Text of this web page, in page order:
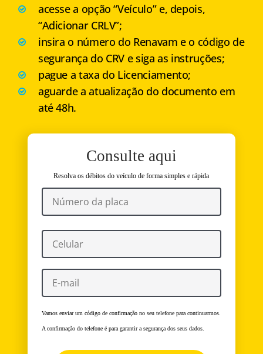
acesse a opção “Veículo” e, depois,
“Adicionar CRLV”;
insira o número do Renavam e o código de
segurança do CRV e siga as instruções;
pague a taxa do Licenciamento;
aguarde a atualização do documento em
até 48h.
Consulte aqui
Resolva os débitos do veículo de forma simples e rápida
Vamos enviar um código de confirmação no seu telefone para continuarmos.
A confirmação do telefone é para garantir a segurança dos seus dados.